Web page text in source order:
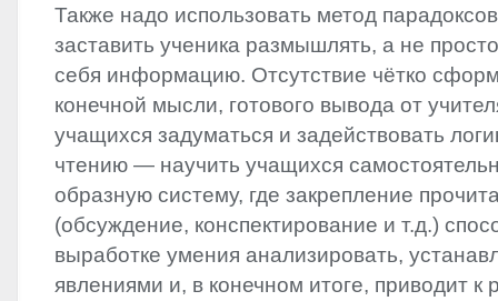
Также надо использовать метод
заставить ученика размышлять, а не
себя информацию. Отсутствие чётко
конечной мысли, готового вывода от
учащихся задуматься и задействовать
чтению — научить учащихся
образную систему, где закрепление
(обсуждение, конспектирование и т.д.)
выработке умения анализировать,
явлениями и, в конечном итоге, приводит к